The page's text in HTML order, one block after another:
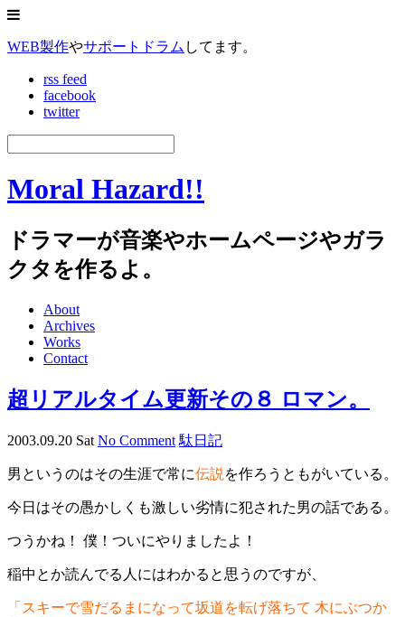
WEB製作やサポートドラム してます。
rss feed
facebook
twitter
Moral Hazard!!
ドラマーが音楽やホームページやガラ
クタを作るよ。
About
Archives
Works
Contact
超リアルタイム更新その８ ロマン。
2003.09.20 Sat No Comment 駄日記
男というのはその生涯で常に伝説 を作ろうともがいている。
今日はその愚かしくも激しい劣情に犯された男の話である。
つうかね！ 僕！ついにやりましたよ！
稲中とか読んでる人にはわかると思うのですが、
「スキーで雪だるまになって坂道を転げ落ちて 木にぶつか